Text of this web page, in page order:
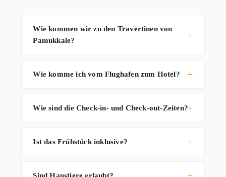
Wie kommen wir zu den Travertinen von
Pamukkale?
Wie komme ich vom Flughafen zum Hotel?
Wie sind die Check-in- und Check-out-Zeiten?
Ist das Frühstück inklusive?